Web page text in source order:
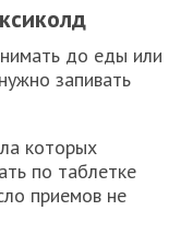
до еды или
запивать
которых
по таблетке
приемов не